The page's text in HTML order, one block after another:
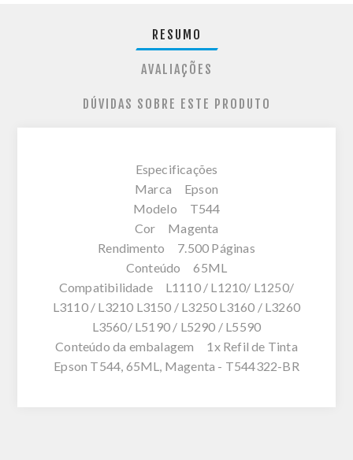
RESUMO
AVALIAÇÕES
DÚVIDAS SOBRE ESTE PRODUTO
Especificações
Marca Epson
Modelo T544
Cor Magenta
Rendimento 7.500 Páginas
Conteúdo 65ML
Compatibilidade L1110 / L1210/ L1250/
L3110 / L3210 L3150 / L3250 L3160 / L3260
L3560/ L5190 / L5290 / L5590
Conteúdo da embalagem 1x Refil de Tinta
Epson T544, 65ML, Magenta - T544322-BR